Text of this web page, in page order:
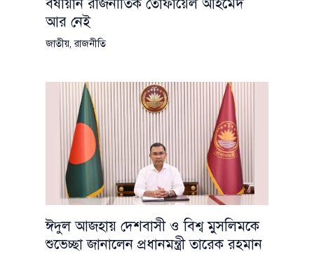
বর্ষীয়ান রাজনীতিক তোফায়েল আহমেদ
আর নেই
জাতীয়,রাজনীতি
ঈদুল আজহায় দেশবাসী ও বিশ্ব মুসলিমকে
শুভেচ্ছা জানালেন প্রধানমন্ত্রী তারেক রহমান